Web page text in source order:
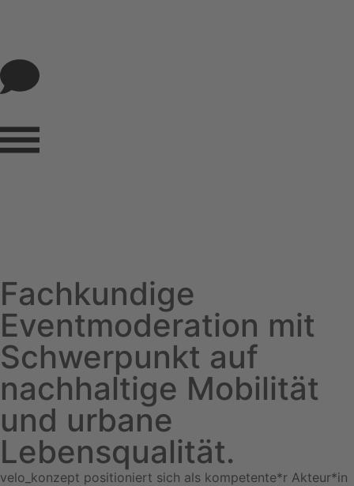
Fachkundige
Eventmoderation mit
Schwerpunkt auf
nachhaltige Mobilität
und urbane
Lebensqualität.
velo_konzept positioniert sich als kompetente*r Akteur*in